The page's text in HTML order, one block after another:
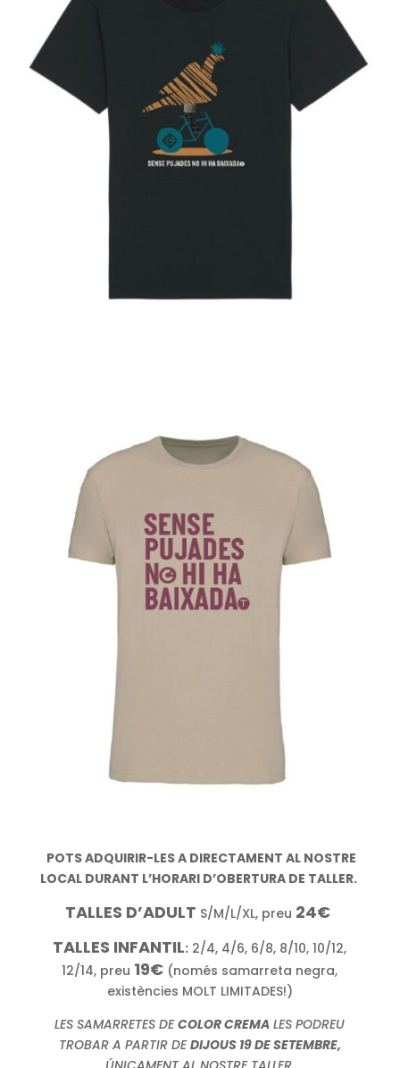
POTS ADQUIRIR-LES A DIRECTAMENT AL NOSTRE
LOCAL DURANT L’HORARI D’OBERTURA DE TALLER.
TALLES D’ADULT S/M/L/XL, preu 24€
TALLES INFANTIL: 2/4, 4/6, 6/8, 8/10, 10/12,
12/14, preu 19€ (només samarreta negra,
existències MOLT LIMITADES!)
LES SAMARRETES DECOLOR CREMA LES PODREU
TROBAR A PARTIR DEDIJOUS 19 DE SETEMBRE,